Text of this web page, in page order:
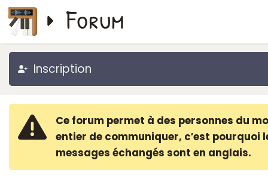
Forum
Inscription
Ce forum permet à des personnes du
entier de communiquer, c′est pourquoi
messages échangés sont en anglais.